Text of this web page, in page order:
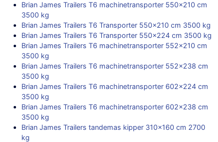
Brian James Trailers T6 machinetransporter 550×210 cm
3500 kg
Brian James Trailers T6 Transporter 550×210 cm 3500 kg
Brian James Trailers T6 Transporter 550×224 cm 3500 kg
Brian James Trailers T6 machinetransporter 552×210 cm
3500 kg
Brian James Trailers T6 machinetransporter 552×238 cm
3500 kg
Brian James Trailers T6 machinetransporter 602×224 cm
3500 kg
Brian James Trailers T6 machinetransporter 602×238 cm
3500 kg
Brian James Trailers tandemas kipper 310×160 cm 2700
kg